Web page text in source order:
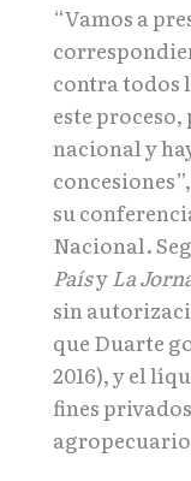
“Vamos a
contra todos
este
nacional y
su
Nacional.
Paísy La
sin
que Duarte
2016), y el
fines